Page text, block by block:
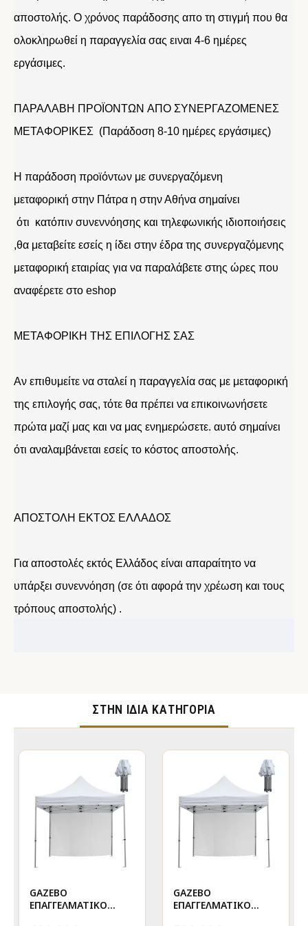
αποστολής. Ο χρόνος παράδοσης απο τη στιγμή που θα
ολοκληρωθεί η παραγγελία σας ειναι 4-6 ημέρες
εργάσιμες.
ΠΑΡΑΛΑΒΗ ΠΡΟΪΟΝΤΩΝ ΑΠΟ ΣΥΝΕΡΓΑΖΟΜΕΝΕΣ
ΜΕΤΑΦΟΡΙΚΕΣ (Παράδοση 8-10 ημέρες εργάσιμες)
Η παράδοση προϊόντων με συνεργαζόμενη
μεταφορική στην Πάτρα η στην Αθήνα σημαίνει
ότι κατόπιν συνεννόησης και τηλεφωνικής ιδιοποιήσεις
,θα μεταβείτε εσείς η ίδει στην έδρα της συνεργαζόμενης
μεταφορική εταιρίας για να παραλάβετε στης ώρες που
αναφέρετε στο eshop
ΜΕΤΑΦΟΡΙΚΗ ΤΗΣ ΕΠΙΛΟΓΗΣ ΣΑΣ
Αν επιθυμείτε να σταλεί η παραγγελία σας με μεταφορική
της επιλογής σας, τότε θα πρέπει να επικοινωνήσετε
πρώτα μαζί μας και να μας ενημερώσετε. αυτό σημαίνει
ότι αναλαμβάνεται εσείς το κόστος αποστολής.
ΑΠΟΣΤΟΛΗ ΕΚΤΟΣ ΕΛΛΑΔΟΣ
Για αποστολές εκτός Ελλάδος είναι απαραίτητο να
υπάρξει συνεννόηση (σε ότι αφορά την χρέωση και τους
τρόπους αποστολής) .
ΣΤΉΝ ΊΔΙΑ ΚΑΤΗΓΟΡΊΑ
GAZEBO
ΕΠΑΓΓΕΛΜΑΤΙΚΟ
GAZEBO
ΕΠΑΓΓΕΛΜΑΤΙΚΟ